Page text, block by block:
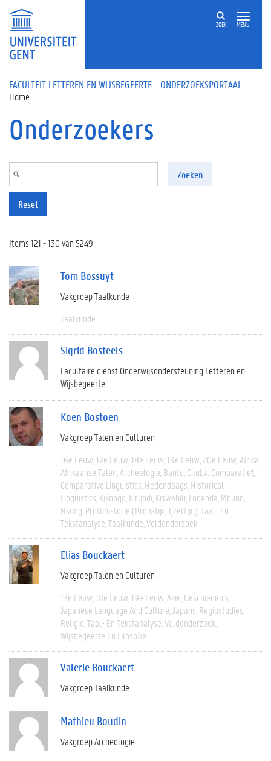
Overslaan en naar de inhoud gaan
ZOEK MENU
FACULTEIT LETTEREN EN WIJSBEGEERTE - ONDERZOEKSPORTAAL
Home
Onderzoekers
Zoeken
Reset
Items 121 - 130 van 5249
Tom Bossuyt
Vakgroep Taalkunde
Taalkunde
Sigrid Bosteels
Facultaire dienst Onderwijsondersteuning Letteren en
Wijsbegeerte
Koen Bostoen
Vakgroep Talen en Culturen
16e Eeuw 17e Eeuw 18e Eeuw 19e Eeuw 20e Eeuw Afrika
Afrikaanse Talen Archeologie Bantu Cilubà Comparatief
Comparative Linguistics Hedendaags Historical
Linguistics Kikongo Kirundi Kiswahili Luganda Mbuun
Nsong Protohistorie (bronstijd, Ijzertijd) Taal- En
Tekstanalyse Taalkunde Veldonderzoek
Elias Bouckaert
Vakgroep Talen en Culturen
17e Eeuw 18e Eeuw 19e Eeuw Azië Geschiedenis
Japanese Language And Culture Japans Regiostudies
Religie Taal- En Tekstanalyse Veldonderzoek
Wijsbegeerte En Filosofie
Valerie Bouckaert
Vakgroep Taalkunde
Mathieu Boudin
Vakgroep Archeologie